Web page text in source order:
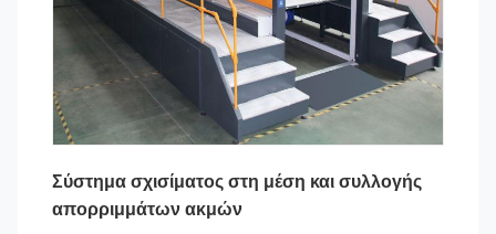
Σύστημα σχισίματος στη μέση και συλλογής
απορριμμάτων ακμών